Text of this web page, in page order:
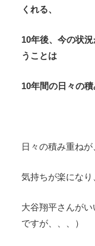
くれる、
10年後、今の状
うことは
10年間の日々の
日々の積み重ね
気持ちが楽になり
大谷翔平さんが
ですが、、、）